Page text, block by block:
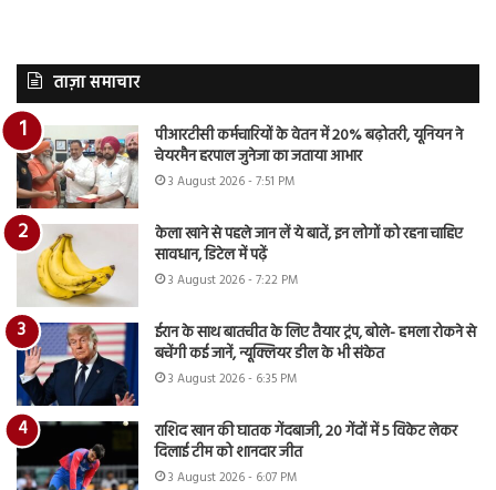
ताज़ा समाचार
पीआरटीसी कर्मचारियों के वेतन में 20% बढ़ोतरी, यूनियन ने
चेयरमैन हरपाल जुनेजा का जताया आभार
3 August 2026 - 7:51 PM
केला खाने से पहले जान लें ये बातें, इन लोगों को रहना चाहिए
सावधान, डिटेल में पढ़ें
3 August 2026 - 7:22 PM
ईरान के साथ बातचीत के लिए तैयार ट्रंप, बोले- हमला रोकने से
बचेंगी कई जानें, न्यूक्लियर डील के भी संकेत
3 August 2026 - 6:35 PM
राशिद खान की घातक गेंदबाजी, 20 गेंदों में 5 विकेट लेकर
दिलाई टीम को शानदार जीत
3 August 2026 - 6:07 PM